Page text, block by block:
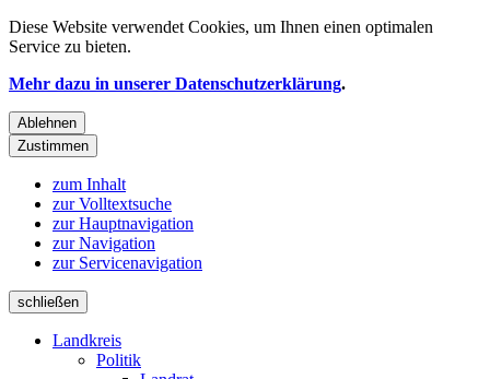
Diese Website verwendet Cookies, um Ihnen einen optimalen
Service zu bieten.
Mehr dazu in unserer Datenschutzerklärung.
Ablehnen
Zustimmen
zum Inhalt
zur Volltextsuche
zur Hauptnavigation
zur Navigation
zur Servicenavigation
schließen
Landkreis
Politik